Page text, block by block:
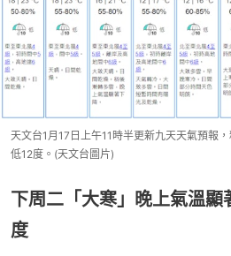
天文台1月17日上午11時半更新九天天氣預報
低12度。(天文台圖片)
下周二「大寒」晚上氣溫
度